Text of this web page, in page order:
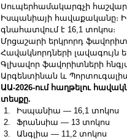
Սուպերհամակարգչի
Իսպանիայի հավաքականը։
գնահատվում է 16,1 տոկոս։
Մրցաշարի երկրորդ
Հավակնորդների լավագույն
Գլխավոր ֆավորիտների
Արգենտինան և
ԱԱ-2026-ում հաղթելու
տեսքը.
Իսպանիա — 16,1 տոկոս
Ֆրանսիա — 13 տոկոս
Անգլիա — 11,2 տոկոս